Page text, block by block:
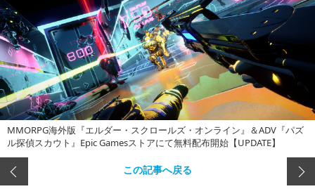
MMORPG海外版『エルダー・スクロールズ・オンライン』＆ADV『パズ
ル探偵スカウト』Epic Gamesストアにて無料配布開始【UPDATE】
この記事へ戻る